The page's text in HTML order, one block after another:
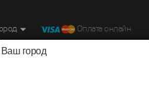
город
Оплата онлайн
Ул. Республиканская д.43